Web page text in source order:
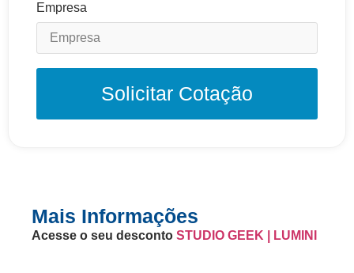
Mais Informações
Acesse o seu desconto STUDIO GEEK | LUMINI
Empresa
Solicitar Cotação